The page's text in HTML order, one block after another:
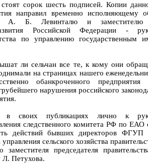
сорок шесть подписей. Копии
направил временно исполняющему
А. Б. Левинталю и заместителю
Российской Федерации -
по управлению государственным
ли сельчан все те, к кому они
на страницах нашего
обанкроченного предприятия
нарушения российского
в своих публикациях лично к
следственного комитета РФ по ЕАО
действий бывших директоров ФГУП
сельского хозяйства
председателя
Л. Петухова.